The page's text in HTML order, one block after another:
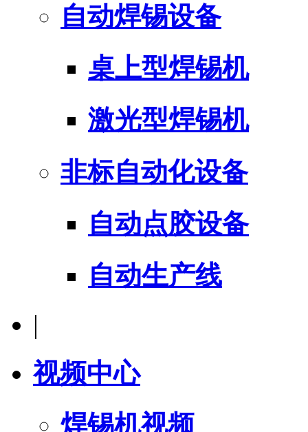
自动焊锡设备
桌上型焊锡机
激光型焊锡机
非标自动化设备
自动点胶设备
自动生产线
|
视频中心
焊锡机视频